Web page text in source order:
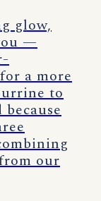
glow,
—
a more
to
our